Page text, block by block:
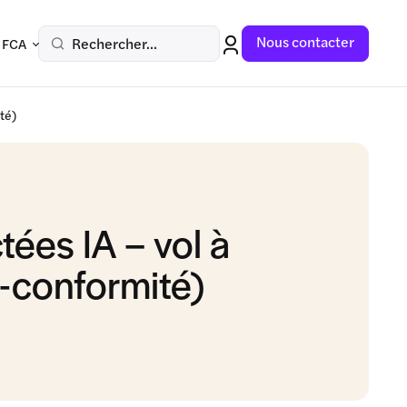
Rechercher... Nous contacter
IA – vol à
conformité)